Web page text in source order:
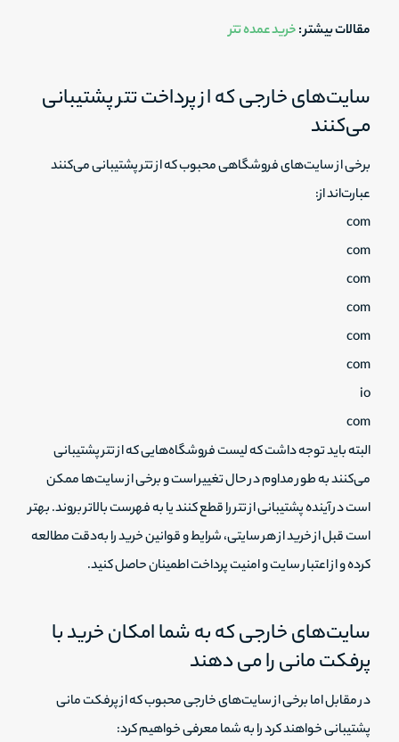
مقالات بیشتر :خرید عمده تتر
سایت‌های خارجی که از پرداخت تتر پشتیبانی
می‌کنند
برخی از سایت‌های فروشگاهی محبوب که از تتر پشتیبانی می‌کنند
عبارت‌اند از:
com
com
com
com
com
com
io
com
البته باید توجه داشت که لیست فروشگاه‌هایی که از تتر پشتیبانی
می‌کنند به طور مداوم در حال تغییر است و برخی از سایت‌ها ممکن
است در آینده پشتیبانی از تتر را قطع کنند یا به فهرست بالاتر بروند. بهتر
است قبل از خرید از هر سایتی، شرایط و قوانین خرید را به‌دقت مطالعه
کرده و از اعتبار سایت و امنیت پرداخت اطمینان حاصل کنید.
سایت‌های خارجی که به شما امکان خرید با
پرفکت مانی را می دهند
در مقابل اما برخی از سایت‌های خارجی محبوب که از پرفکت مانی
پشتیبانی خواهند کرد را به شما معرفی خواهیم کرد: